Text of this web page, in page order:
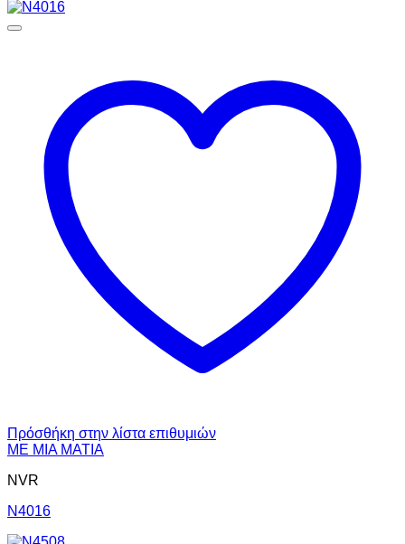
Πρόσθήκη στην λίστα επιθυμιών
ΜΕ ΜΙΑ ΜΑΤΙΑ
NVR
N4016